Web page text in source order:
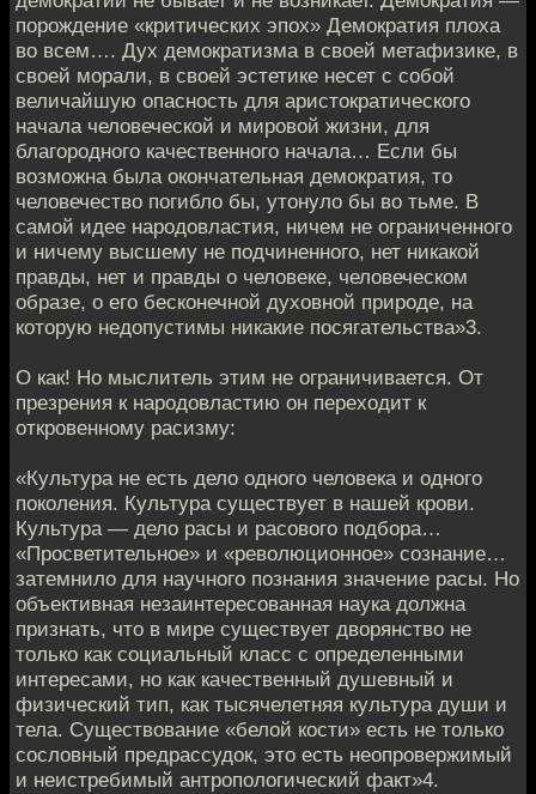
порождение «критических эпох» Демократия плоха
во всем…. Дух демократизма в своей метафизике, в
своей морали, в своей эстетике несет с собой
величайшую опасность для аристократического
начала человеческой и мировой жизни, для
благородного качественного начала… Если бы
возможна была окончательная демократия, то
человечество погибло бы, утонуло бы во тьме. В
самой идее народовластия, ничем не ограниченного
и ничему высшему не подчиненного, нет никакой
правды, нет и правды о человеке, человеческом
образе, о его бесконечной духовной природе, на
которую недопустимы никакие посягательства»3.
О как! Но мыслитель этим не ограничивается. От
презрения к народовластию он переходит к
откровенному расизму:
«Культура не есть дело одного человека и одного
поколения. Культура существует в нашей крови.
Культура — дело расы и расового подбора…
«Просветительное» и «революционное» сознание…
затемнило для научного познания значение расы. Но
объективная незаинтересованная наука должна
признать, что в мире существует дворянство не
только как социальный класс с определенными
интересами, но как качественный душевный и
физический тип, как тысячелетняя культура души и
тела. Существование «белой кости» есть не только
сословный предрассудок, это есть неопровержимый
и неистребимый антропологический факт»4.